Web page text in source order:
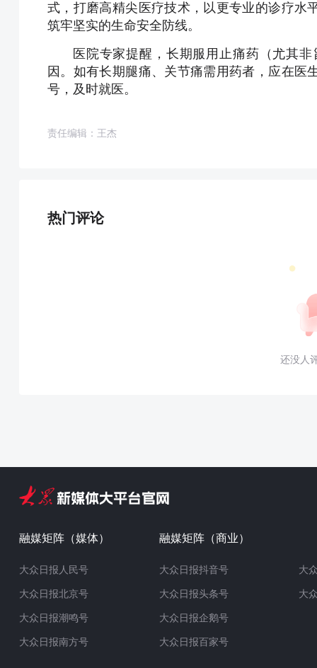
式，打磨高精尖医疗技术，以更专业的诊疗水
筑牢坚实的生命安全防线。
医院专家提醒，长期服用止痛药（尤其
因。如有长期腿痛、关节痛需用药者，应在医
号，及时就医。
责任编辑：王杰
热门评论
还没人
融媒矩阵（媒体）
大众日报人民号
大众日报北京号
大众日报潮鸣号
大众日报南方号
融媒矩阵（商业）
大众日报抖音号
大众日报头条号
大众日报企鹅号
大众日报百家号
大
大